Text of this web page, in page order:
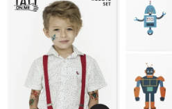
0,0
hviezdičiek.